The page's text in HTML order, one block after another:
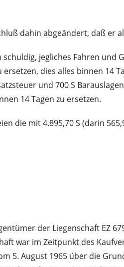
dahin abgeändert, daß er
jegliches Fahren
dies alles binnen 14
und 700 S
14 Tagen zu ersetzen.
die mit 4.895,70 S (darin
der Liegenschaft EZ
war im Zeitpunkt des
5. August 1965 über die